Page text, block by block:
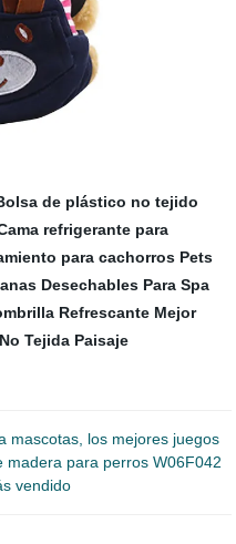
de plástico no tejido
refrigerante para
para cachorros Pets
Desechables Para Spa
Refrescante Mejor
Tejida Paisaje
mascotas, los mejores juegos
madera para perros W06F042
vendido